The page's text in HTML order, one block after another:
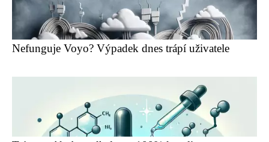
Nefunguje Voyo? Výpadek dnes trápí uživatele